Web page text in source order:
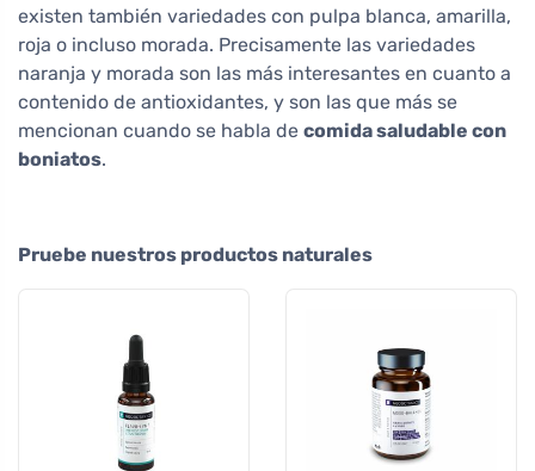
existen también variedades con pulpa blanca, amarilla,
roja o incluso morada. Precisamente las variedades
naranja y morada son las más interesantes en cuanto a
contenido de antioxidantes, y son las que más se
mencionan cuando se habla de comida saludable con
boniatos.
Pruebe nuestros productos naturales